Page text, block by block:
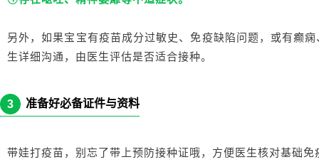
另外，如果宝宝有疫苗成分过敏史、免疫缺陷问题，或有癫
生详细沟通，由医生评估是否适合接种。
3 准备好必备证件与资料
带娃打疫苗，别忘了带上预防接种证哦，方便医生核对基础免